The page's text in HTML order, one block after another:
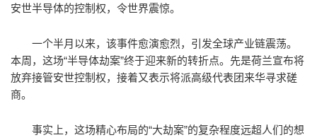
安世半导体的控制权，令世界震惊。
一个半月以来，该事件愈演愈烈，引发全球产业链震荡。
本周，这场“半导体劫案”终于迎来新的转折点。先是荷兰宣布将
放弃接管安世控制权，接着又表示将派高级代表团来华寻求磋
商。
事实上，这场精心布局的“大劫案”的复杂程度远超人们的想